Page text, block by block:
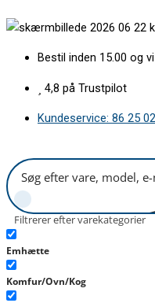
til
Bestil inden 15.00 og
4,8 på Trustpilot
Kundeservice: 86 25
Filtrerer efter varekategorier
Emhætte
Komfur/Ovn/Kog
for
frostbokslåge